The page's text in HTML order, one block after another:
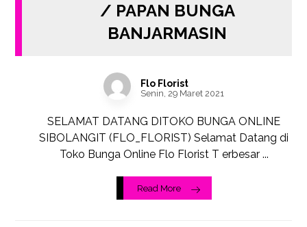
/ PAPAN BUNGA
BANJARMASIN
Flo Florist
Senin, 29 Maret 2021
SELAMAT DATANG DITOKO BUNGA ONLINE
SIBOLANGIT (FLO_FLORIST) Selamat Datang di
Toko Bunga Online Flo Florist T erbesar ...
Read More